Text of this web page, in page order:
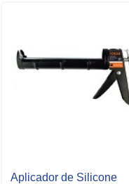
Aplicador de Silicone